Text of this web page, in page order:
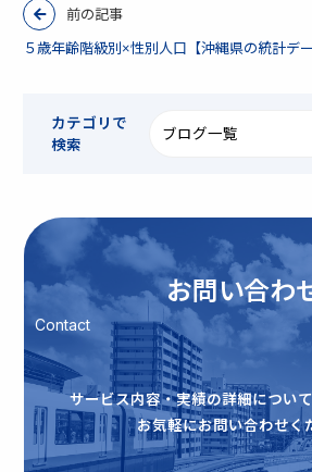
前の記事
５歳年齢階級別×性別人口【沖縄県の統計デー
カテゴリで
検索
お問い合わ
Contact
サービス内容・実績の詳細について
お気軽にお問い合わせく